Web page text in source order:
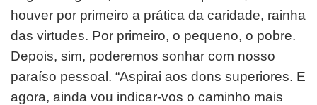
houver por primeiro a prática da caridade, rainha
das virtudes. Por primeiro, o pequeno, o pobre.
Depois, sim, poderemos sonhar com nosso
paraíso pessoal. “Aspirai aos dons superiores. E
agora, ainda vou indicar-vos o caminho mais